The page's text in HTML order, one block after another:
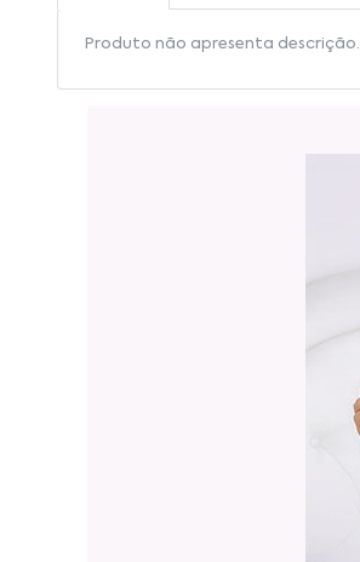
Produto não apresenta descrição.